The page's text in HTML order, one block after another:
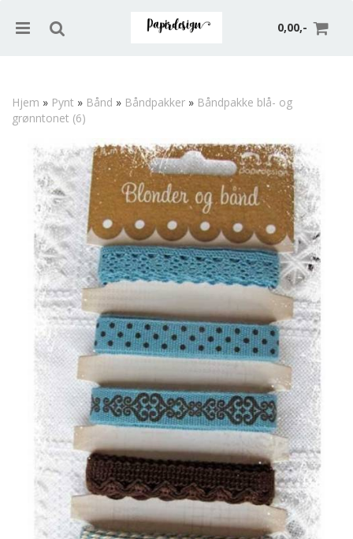
0,00,-
Hjem » Pynt » Bånd » Båndpakker » Båndpakke blå- og
grønntonet (6)
Trykk ENTER for å søke